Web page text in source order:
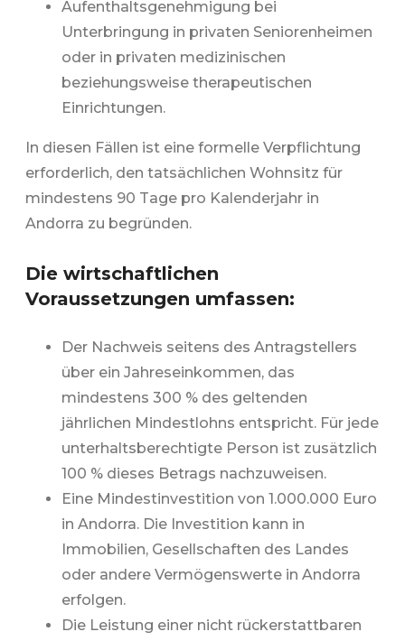
Aufenthaltsgenehmigung bei
Unterbringung in privaten Seniorenheimen
oder in privaten medizinischen
beziehungsweise therapeutischen
Einrichtungen.
In diesen Fällen ist eine formelle Verpflichtung
erforderlich, den tatsächlichen Wohnsitz für
mindestens 90 Tage pro Kalenderjahr in
Andorra zu begründen.
Die wirtschaftlichen
Voraussetzungen umfassen:
Der Nachweis seitens des Antragstellers
über ein Jahreseinkommen, das
mindestens 300 % des geltenden
jährlichen Mindestlohns entspricht. Für jede
unterhaltsberechtigte Person ist zusätzlich
100 % dieses Betrags nachzuweisen.
Eine Mindestinvestition von 1.000.000 Euro
in Andorra. Die Investition kann in
Immobilien, Gesellschaften des Landes
oder andere Vermögenswerte in Andorra
erfolgen.
Die Leistung einer nicht rückerstattbaren